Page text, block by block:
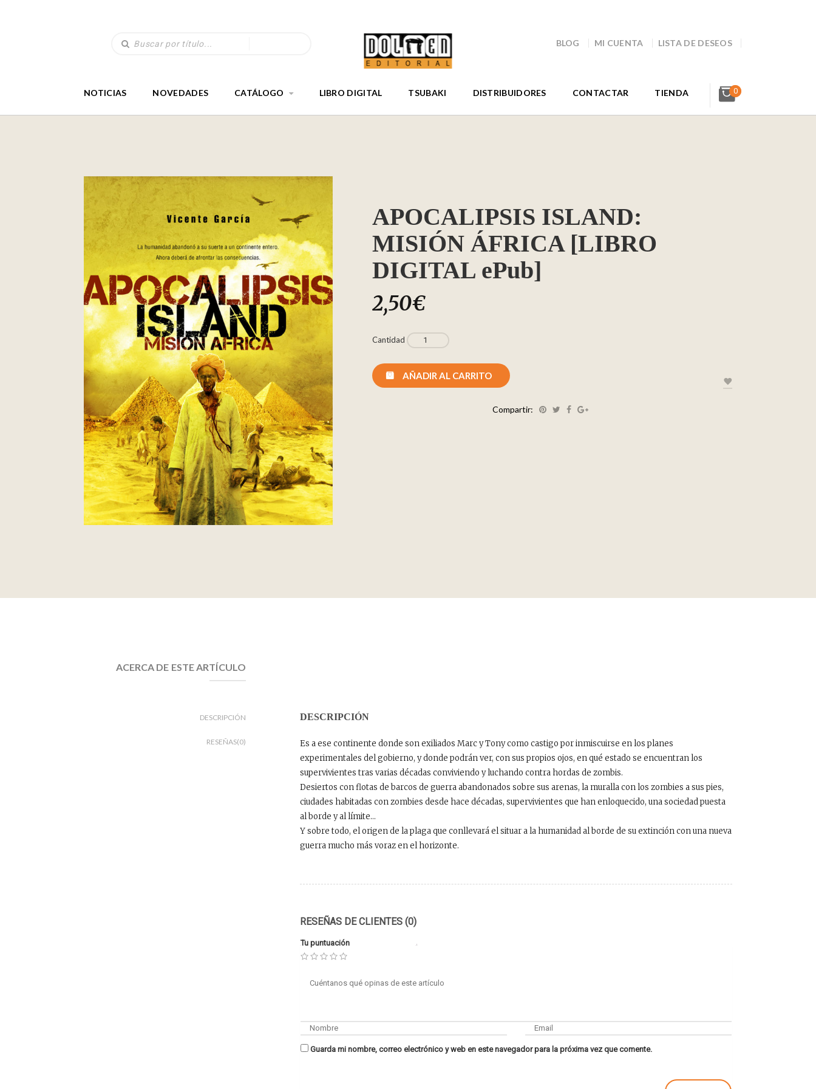
BLOG MI CUENTA LISTA DE DESEOS
NOTICIAS NOVEDADES CATÁLOGO LIBRO DIGITAL TSUBAKI DISTRIBUIDORES CONTACTAR TIENDA 0
APOCALIPSIS ISLAND:
MISIÓN ÁFRICA [LIBRO
DIGITAL ePub]
2,50€
Cantidad
AÑADIR AL CARRITO
Compartir:
ACERCA DE ESTE ARTÍCULO
DESCRIPCIÓN
RESEÑAS(0)
DESCRIPCIÓN
Es a ese continente donde son exiliados Marc y Tony como castigo por inmiscuirse en los planes
experimentales del gobierno, y donde podrán ver, con sus propios ojos, en qué estado se encuentran los
supervivientes tras varias décadas conviviendo y luchando contra hordas de zombis.
Desiertos con flotas de barcos de guerra abandonados sobre sus arenas, la muralla con los zombies a sus pies,
ciudades habitadas con zombies desde hace décadas, supervivientes que han enloquecido, una sociedad puesta
al borde y al límite…
Y sobre todo, el origen de la plaga que conllevará el situar a la humanidad al borde de su extinción con una nueva
guerra mucho más voraz en el horizonte.
RESEÑAS DE CLIENTES (0)
Tu puntuación
Guarda mi nombre, correo electrónico y web en este navegador para la próxima vez que comente.